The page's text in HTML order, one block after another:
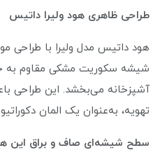
طراحی ظاهری هود ولیرا داتیس
هود داتیس مدل ولیرا با طراحی
شیشه سکوریت مشکی مقاوم به
آشپزخانه می‌بخشد. این طراحی
تهویه، به‌عنوان یک المان
سطح شیشه‌ای صاف و براق این